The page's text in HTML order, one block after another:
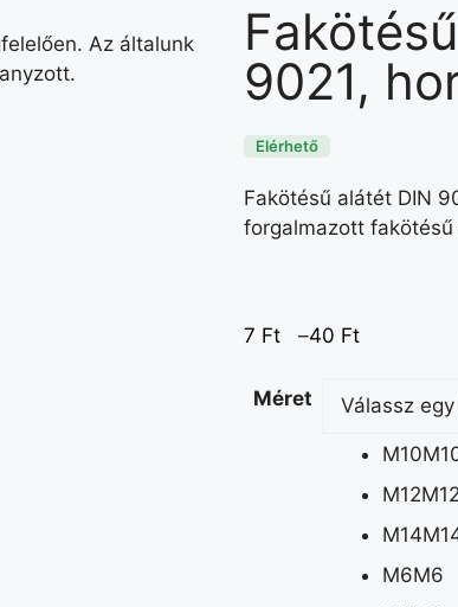
Az általunk
9021,
Elérhető
Fakötésű alátét DIN
forgalmazott
7 Ft –40 Ft
Méret
M10
M12M12
M14
M6M6